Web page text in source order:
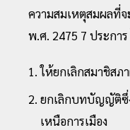
ความสมเหตุสมผลที่
พ.ศ. 2475 7 ประกา
ให้ยกเลิกสมาชิสภ
ยกเลิกบทบัญญัติซึ่
เหนือการเมือง